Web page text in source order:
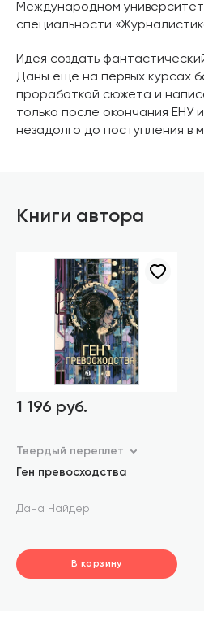
Международном
специальности
Идея создать
Даны еще на первых курсах
проработкой сюжета и
только после окончания ЕНУ
незадолго до поступления в
Книги автора
1 196 руб.
Твердый переплет
Ген превосходства
Дана Найдер
В корзину